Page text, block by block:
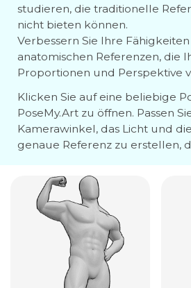
studieren, die traditionelle
nicht bieten können.
Verbessern Sie Ihre
anatomischen Referenzen, die
Proportionen und Perspektive
Klicken Sie auf eine beliebige
PoseMy.Art zu öffnen. Passen
Kamerawinkel, das Licht und
genaue Referenz zu erstellen,